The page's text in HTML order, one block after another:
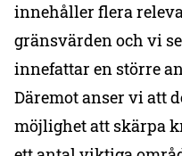
innehåller flera
gränsvärden och vi
innefattar en större
Däremot anser vi att
möjlighet att skärpa